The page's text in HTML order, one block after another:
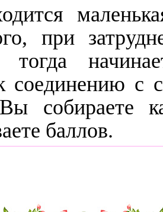
при
соединению с
собираете
баллов.